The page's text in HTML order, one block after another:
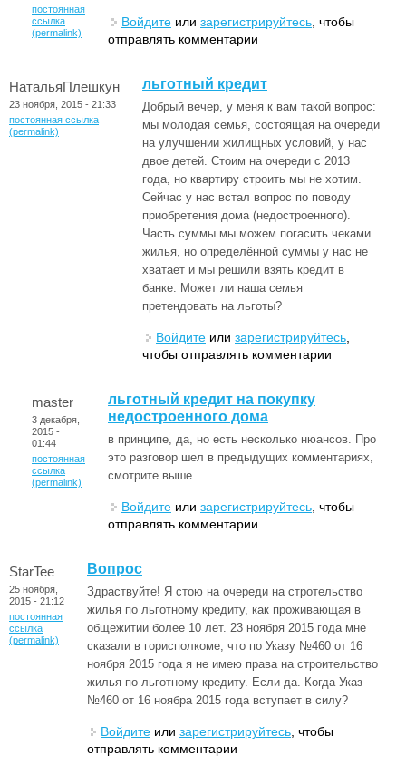
постоянная
ссылка
(permalink)
Войдите или зарегистрируйтесь , чтобы
отправлять комментарии
НатальяПлешкун
23 ноября, 2015 - 21:33
постоянная ссылка
(permalink)
льготный кредит
Добрый вечер, у меня к вам такой вопрос:
мы молодая семья, состоящая на очереди
на улучшении жилищных условий, у нас
двое детей. Стоим на очереди с 2013
года, но квартиру строить мы не хотим.
Сейчас у нас встал вопрос по поводу
приобретения дома (недостроенного).
Часть суммы мы можем погасить чеками
жилья, но определённой суммы у нас не
хватает и мы решили взять кредит в
банке. Может ли наша семья
претендовать на льготы?
Войдите или зарегистрируйтесь
чтобы отправлять комментарии
master
3 декабря,
2015 -
01:44
постоянная
ссылка
(permalink)
льготный кредит на покупку
недостроенного дома
в принципе, да, но есть несколько нюансов. Про
это разговор шел в предыдущих комментариях,
смотрите выше
Войдите или зарегистрируйтесь , чтобы
отправлять комментарии
StarTee
25 ноября,
2015 - 21:12
постоянная
ссылка
(permalink)
Вопрос
Здраствуйте! Я стою на очереди на стротельство
жилья по льготному кредиту, как проживающая в
общежитии более 10 лет. 23 ноября 2015 года мне
сказали в горисполкоме, что по Указу №460 от 16
ноября 2015 года я не имею права на строительство
жилья по льготному кредиту. Если да. Когда Указ
№460 от 16 ноябра 2015 года вступает в силу?
Войдите или зарегистрируйтесь , чтобы
отправлять комментарии